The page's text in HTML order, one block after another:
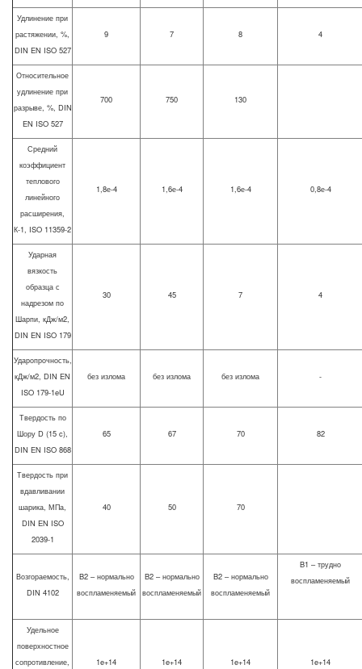
Удлинение при
растяжении, %,
DIN EN ISO 527
9 7 8 4
Относительное
удлинение при
разрыве, %, DIN
EN ISO 527
700 750 130
Средний
коэффициент
теплового
линейного
расширения,
К-1, ISO 11359-2
1,8е-4 1,6е-4 1,6е-4 0,8е-4
Ударная
вязкость
образца с
надрезом по
Шарпи, кДж/м2,
DIN EN ISO 179
30 45 7 4
Ударопрочность,
кДж/м2, DIN EN
ISO 179-1eU
без излома без излома без излома -
Твердость по
Шору D (15 c),
DIN EN ISO 868
65 67 70 82
Твердость при
вдавливании
шарика, МПа,
DIN EN ISO
2039-1
40 50 70
Возгораемость,
DIN 4102
B2 – нормально
воспламеняемый
B2 – нормально
воспламеняемый
B2 – нормально
воспламеняемый
B1 – трудно
воспламеняемый
Удельное
поверхностное
сопротивление,
1e+14 1e+14 1e+14 1e+14